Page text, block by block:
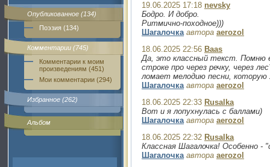
Опубликованное (134)
Поэзия (134)
Комментарии (745)
Комментарии к моим
произведениям (451)
Мои комментарии (294)
Избранное (262)
Альбом
19.06.2025 17:18 nevsky
Бодро. И добро.
Ритмично-походное)))
Шагалочка автора aerozol
18.06.2025 22:56 Baas
Да, это классный текст. Помню
строке про через речку, через
ломает мелодию песни, которую
Шагалочка автора aerozol
18.06.2025 22:33 Rusalka
Вот и я лопухнулась с баллами)
Шагалочка автора aerozol
18.06.2025 22:32 Rusalka
Классная Шагалочка! Особенно -
Шагалочка автора aerozol